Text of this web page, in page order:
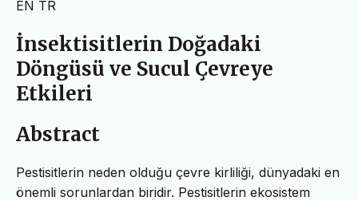
EN TR
İnsektisitlerin Doğadaki
Döngüsü ve Sucul Çevreye
Etkileri
Abstract
Pestisitlerin neden olduğu çevre kirliliği, dünyadaki en
önemli sorunlardan biridir. Pestisitlerin ekosistem